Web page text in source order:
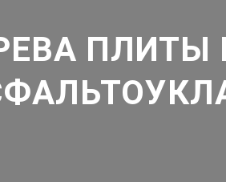
ПЛИТЫ